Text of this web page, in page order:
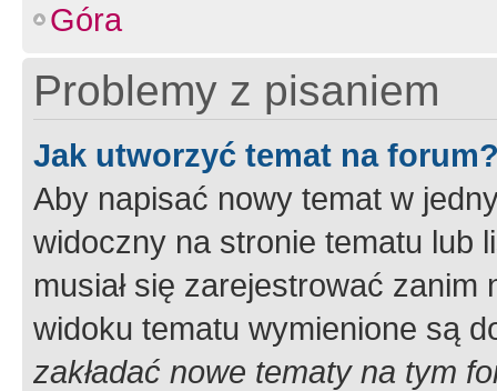
Góra
Problemy z pisaniem
Jak utworzyć temat na
Aby napisać nowy temat w
widoczny na stronie tematu lub
musiał się zarejestrować
widoku tematu wymienione są
zakładać nowe tematy na tym